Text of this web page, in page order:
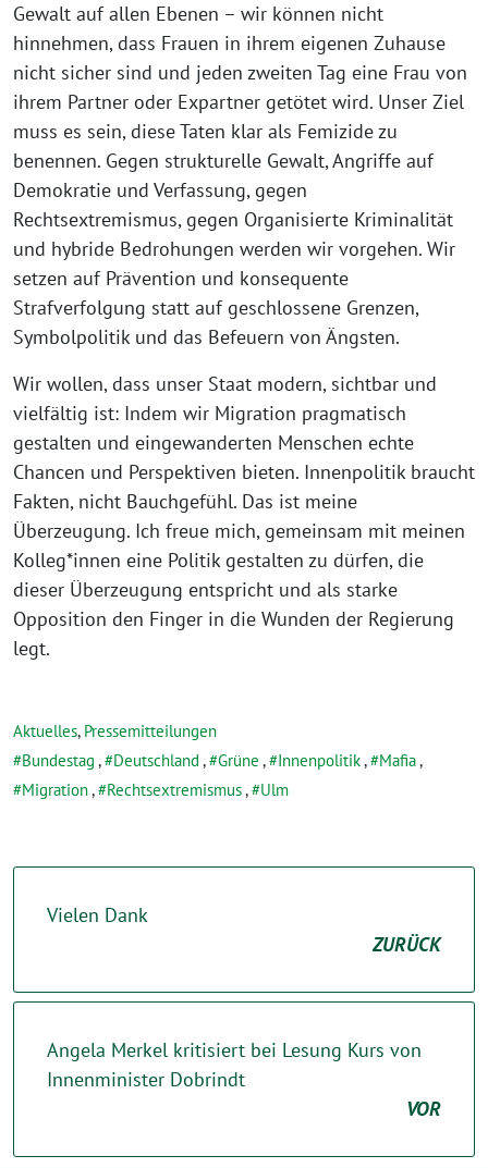
Gewalt auf allen Ebenen – wir können nicht
hinnehmen, dass Frauen in ihrem eigenen Zuhause
nicht sicher sind und jeden zweiten Tag eine Frau von
ihrem Partner oder Expartner getötet wird. Unser Ziel
muss es sein, diese Taten klar als Femizide zu
benennen. Gegen strukturelle Gewalt, Angriffe auf
Demokratie und Verfassung, gegen
Rechtsextremismus, gegen Organisierte Kriminalität
und hybride Bedrohungen werden wir vorgehen. Wir
setzen auf Prävention und konsequente
Strafverfolgung statt auf geschlossene Grenzen,
Symbolpolitik und das Befeuern von Ängsten.
Wir wollen, dass unser Staat modern, sichtbar und
vielfältig ist: Indem wir Migration pragmatisch
gestalten und eingewanderten Menschen echte
Chancen und Perspektiven bieten. Innenpolitik braucht
Fakten, nicht Bauchgefühl. Das ist meine
Überzeugung. Ich freue mich, gemeinsam mit meinen
Kolleg*innen eine Politik gestalten zu dürfen, die
dieser Überzeugung entspricht und als starke
Opposition den Finger in die Wunden der Regierung
legt.
Aktuelles, Pressemitteilungen
Bundestag , Deutschland , Grüne , Innenpolitik, Mafia,
Migration, Rechtsextremismus, Ulm
Vielen Dank
ZURÜCK
Angela Merkel kritisiert bei Lesung Kurs von
Innenminister Dobrindt
VOR